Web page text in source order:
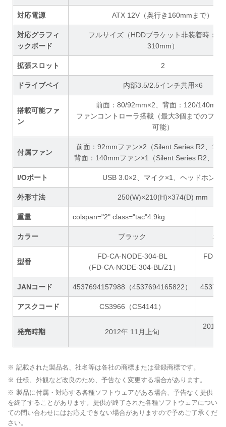
対応電源 ATX 12V（奥行き160mmまで）
対応グラフィ
ックボード
フルサイズ（HDDブラケット非装着時：奥
310mm）
拡張スロット 2
ドライブベイ 内部3.5/2.5インチ共用×6
搭載可能ファ
ン
前面：80/92mm×2、背面：120/
ファンコントローラ搭載（最大3個までのファ
可能）
付属ファン
前面：92mmファン×2（Silent Series R2、
背面：140mmファン×1（Silent Series R2、
I/Oポート USB 3.0×2、マイク×1、ヘッドホン×1
外形寸法 250(W)×210(H)×374(D) mm
重量 colspan="2" class="tac"4.9kg
カラー ブラック ホ
型番
FD-CA-NODE-304-BL
（FD-CA-NODE-304-BL/Z1）
FD-
JANコード 4537694157988（4537694165822）
アスクコード CS3966（CS4141）
発売時期 2012年 11月上旬
2013
※ 記載された製品名、社名等は各社の商標または登録商標です。
※ 仕様、外観など改良のため、予告なく変更する場合があります。
※ 製品に付属・対応する各種ソフトウェアがある場合、予告なく提供
を終了することがあります。提供が終了された各種ソフトウェアについ
ての問い合わせにはお応えできない場合がありますので予めご了承くだ
さい。